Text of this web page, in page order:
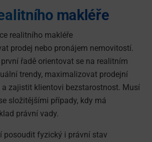
makléře
realitního makléře
prodej nebo pronájem nemovitostí.
řadě orientovat se na realitním
trendy, maximalizovat prodejní
zajistit klientovi bezstarostnost. Musí
složitějšími případy, kdy má
právní vady.
posoudit fyzický i právní stav